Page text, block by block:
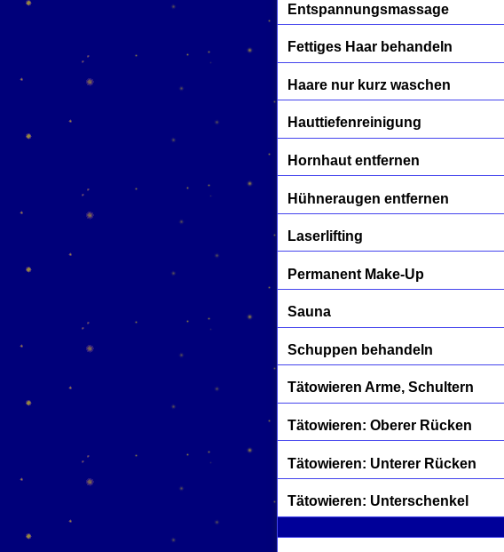
Entspannungsmassage
Fettiges Haar behandeln
Haare nur kurz waschen
Hauttiefenreinigung
Hornhaut entfernen
Hühneraugen entfernen
Laserlifting
Permanent Make-Up
Sauna
Schuppen behandeln
Tätowieren Arme, Schultern
Tätowieren: Oberer Rücken
Tätowieren: Unterer Rücken
Tätowieren: Unterschenkel